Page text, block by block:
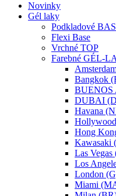
Novinky
Gél laky
Podkladové
Flexi Base
Vrchné TOP
Farebné GÉL-
Bangkok
BUENOS
DUBAI
Havana
Hong
Kawasaki
Las
Los
London
Miami